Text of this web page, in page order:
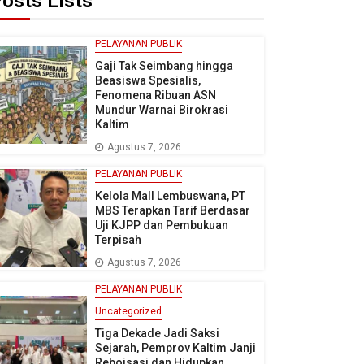
PELAYANAN PUBLIK
Gaji Tak Seimbang hingga
Beasiswa Spesialis,
Fenomena Ribuan ASN
Mundur Warnai Birokrasi
Kaltim
Agustus 7, 2026
PELAYANAN PUBLIK
Kelola Mall Lembuswana, PT
MBS Terapkan Tarif Berdasar
Uji KJPP dan Pembukuan
Terpisah
Agustus 7, 2026
PELAYANAN PUBLIK
Uncategorized
Tiga Dekade Jadi Saksi
Sejarah, Pemprov Kaltim Janji